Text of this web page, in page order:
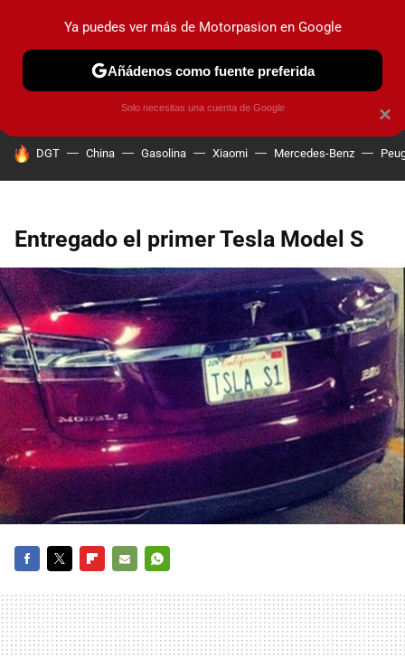
PRUEBAS COCHES ELÉCTRICOS OBSERVATORIO
HOY SE HABLA DE
DGT China Gasolina Xiaomi Mercedes-Benz
Entregado el primer Tesla Model S
MAIL
×
Ya puedes ver más de Motorpasion en Google
Añádenos como fuente preferida
Solo necesitas una cuenta de Google